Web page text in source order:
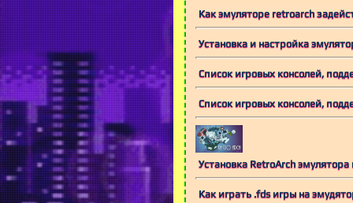
Как эмуляторе retroarch
Установка и настройка
Список игровых консолей,
Список игровых консолей,
Установка RetroArch эмулятора
Как играть .fds игры на